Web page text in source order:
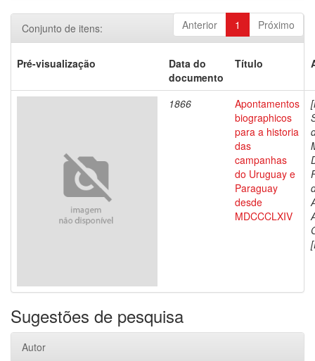
Anterior 1 Próximo
Conjunto de itens:
Pré-visualização
Data do
documento
Título
1866
Apontamentos
biographicos
para a historia
das
campanhas
do Uruguay e
Paraguay
desde
MDCCCLXIV
Sugestões de pesquisa
Autor